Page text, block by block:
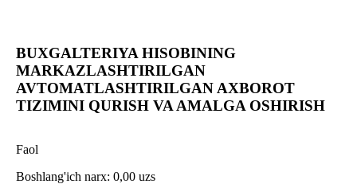
BUXGALTERIYA HISOBINING
MARKAZLASHTIRILGAN
AVTOMATLASHTIRILGAN AXBOROT
TIZIMINI QURISH VA AMALGA OSHIRISH
Faol
Boshlang'ich narx: 0,00 uzs